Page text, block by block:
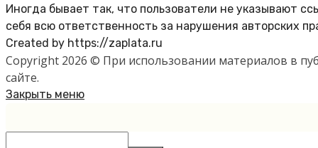
Иногда бывает так, что пользователи не указывают
себя всю ответственность за нарушения авторских
Created by https://zaplata.ru
Copyright 2026 © При использовании материалов в
сайте.
Закрыть меню